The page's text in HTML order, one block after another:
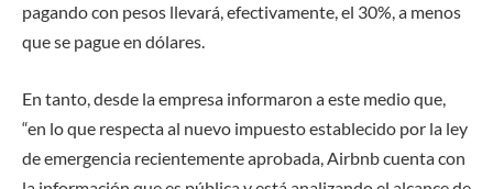
pagando con pesos llevará, efectivamente, el 30%, a menos
que se pague en dólares.
En tanto, desde la empresa informaron a este medio que,
“en lo que respecta al nuevo impuesto establecido por la ley
de emergencia recientemente aprobada, Airbnb cuenta con